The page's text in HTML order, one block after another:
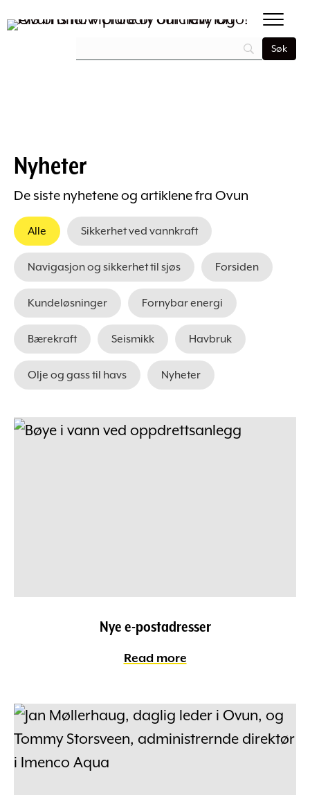
Nyheter
De siste nyhetene og artiklene fra Ovun
Alle Sikkerhet ved vannkraft
Navigasjon og sikkerhet til sjøs Forsiden
Kundeløsninger Fornybar energi
Bærekraft Seismikk Havbruk
Olje og gass til havs Nyheter
Nye e-postadresser
Read more